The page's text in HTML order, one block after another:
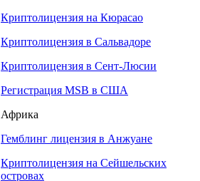
Криптолицензия на Кюрасао
Криптолицензия в Сальвадоре
Криптолицензия в Сент-Люсии
Регистрация MSB в США
Африка
Гемблинг лицензия в Анжуане
Криптолицензия на Сейшельских
островах